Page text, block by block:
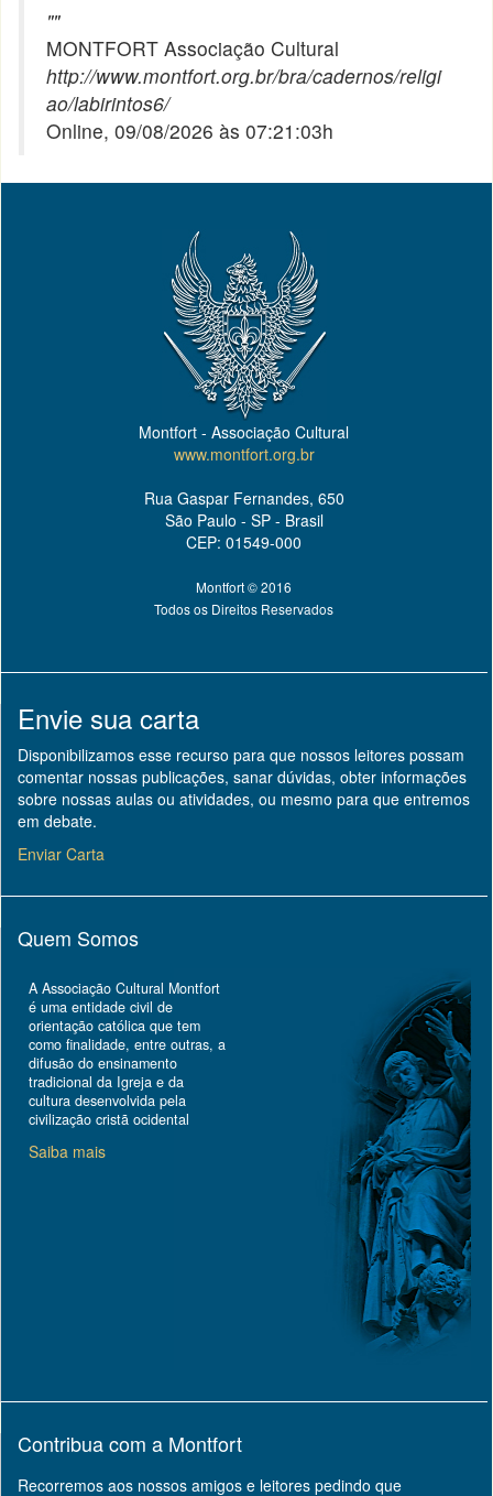
""
MONTFORT Associação Cultural
http://www.montfort.org.br/bra/cadernos/religi
ao/labirintos6/
Online, 09/08/2026 às 07:21:03h
Montfort - Associação Cultural
www.montfort.org.br
Rua Gaspar Fernandes, 650
São Paulo - SP - Brasil
CEP: 01549-000
Montfort © 2016
Todos os Direitos Reservados
Envie sua carta
Disponibilizamos esse recurso para que nossos leitores possam
comentar nossas publicações, sanar dúvidas, obter informações
sobre nossas aulas ou atividades, ou mesmo para que entremos
em debate.
Enviar Carta
Quem Somos
A Associação Cultural Montfort
é uma entidade civil de
orientação católica que tem
como finalidade, entre outras, a
difusão do ensinamento
tradicional da Igreja e da
cultura desenvolvida pela
civilização cristã ocidental
Saiba mais
Contribua com a Montfort
Recorremos aos nossos amigos e leitores pedindo que